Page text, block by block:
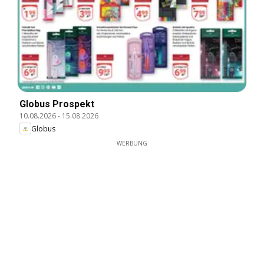
Globus Prospekt
10.08.2026- 15.08.2026
Globus
WERBUNG